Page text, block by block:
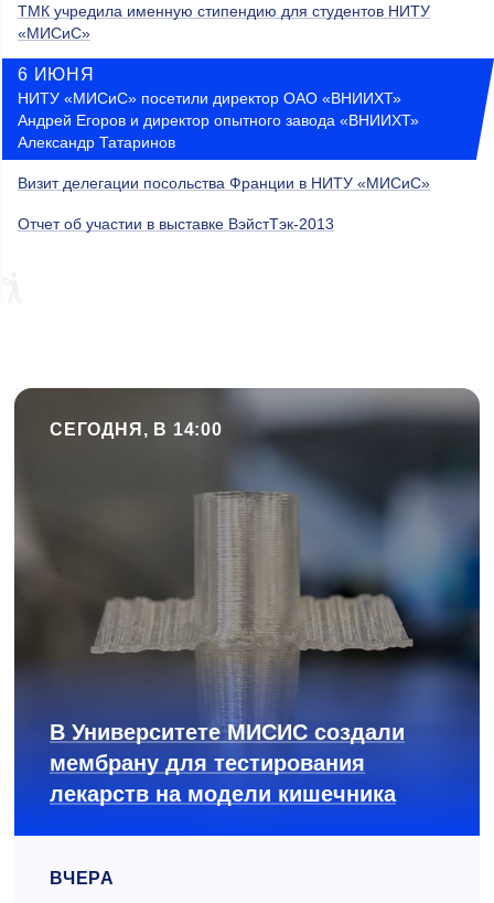
ТМК учредила именную стипендию для студентов НИТУ
«МИСиС»
6 ИЮНЯ
НИТУ «МИСиС» посетили директор ОАО «ВНИИХТ»
Андрей Егоров и директор опытного завода «ВНИИХТ»
Александр Татаринов
Визит делегации посольства Франции в НИТУ «МИСиС»
Отчет об участии в выставке ВэйстТэк-2013
СЕГОДНЯ, В 14:00
В Университете МИСИС создали
мембрану для тестирования
лекарств на модели кишечника
ВЧЕРА